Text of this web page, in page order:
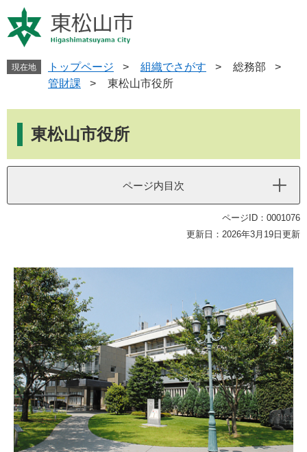
ー
ジ
す
ニ
ュ
し
へ
現在地 トップページ > 組織でさがす > 総務部
>
管財課
> 東松山市役所
東松山市役所
ページ内目次
ページID：0001076
更新日：2026年3月19日更新